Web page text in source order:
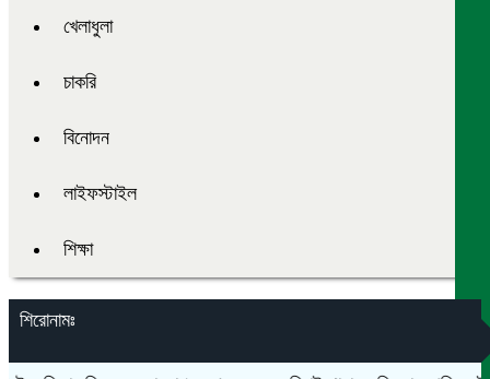
খেলাধুলা
চাকরি
বিনোদন
লাইফস্টাইল
শিক্ষা
শিরোনামঃ